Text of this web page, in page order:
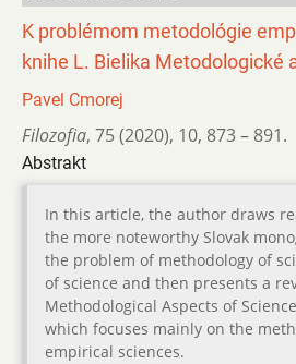
K problémom metodológie
knihe L. Bielika Metodologické
Pavel Cmorej
Filozofia, 75 (2020), 10, 873 – 891.
Abstrakt
In this article, the author draws
the more noteworthy Slovak
the problem of methodology of
of science and then presents a
Methodological Aspects of
which focuses mainly on the
empirical sciences.